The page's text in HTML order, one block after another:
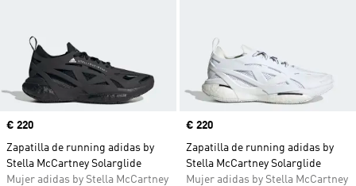
Precio
€ 220
Zapatilla de running adidas by
Stella McCartney Solarglide
Mujer adidas by Stella McCartney
Precio
€ 220
Zapatilla de running adidas by
Stella McCartney Solarglide
Mujer adidas by Stella McCartney